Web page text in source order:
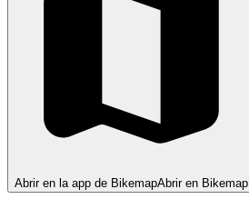
Abrir en la app de BikemapAbrir en Bikemap